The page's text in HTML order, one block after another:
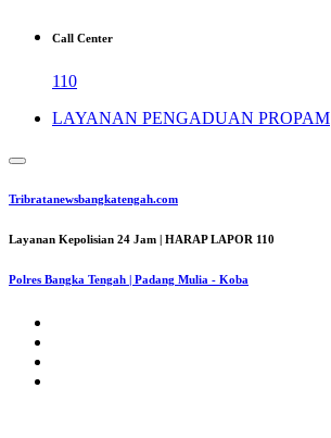
Call Center
110
LAYANAN PENGADUAN PROPAM
Tribratanewsbangkatengah.com
Layanan Kepolisian 24 Jam | HARAP LAPOR 110
Polres Bangka Tengah | Padang Mulia - Koba